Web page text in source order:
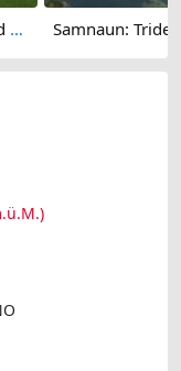
Samnaun: Samnaun-Dorf, Pra Grond - Samnaun-Dorf, Votlas - Samnaun-Dorf, Post - Trider Sattel - Piz Munschuns - Piz Ot